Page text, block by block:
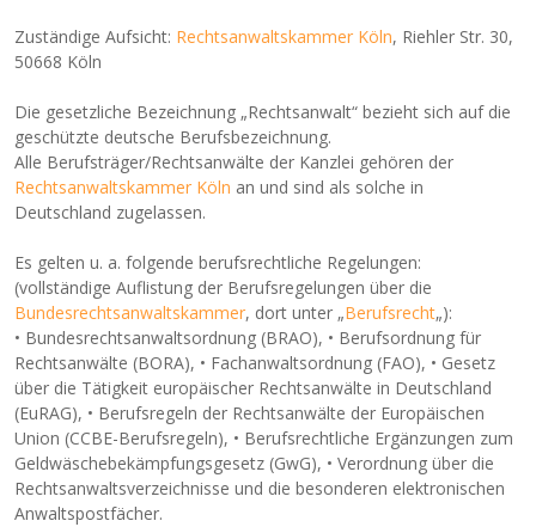
Zuständige Aufsicht: Rechtsanwaltskammer Köln, Riehler Str. 30,
50668 Köln
Die gesetzliche Bezeichnung „Rechtsanwalt“ bezieht sich auf die
geschützte deutsche Berufsbezeichnung.
Alle Berufsträger/Rechtsanwälte der Kanzlei gehören der
Rechtsanwaltskammer Köln an und sind als solche in
Deutschland zugelassen.
Es gelten u. a. folgende berufsrechtliche Regelungen:
(vollständige Auflistung der Berufsregelungen über die
Bundesrechtsanwaltskammer, dort unter „Berufsrecht„):
• Bundesrechtsanwaltsordnung (BRAO), • Berufsordnung für
Rechtsanwälte (BORA), • Fachanwaltsordnung (FAO), • Gesetz
über die Tätigkeit europäischer Rechtsanwälte in Deutschland
(EuRAG), • Berufsregeln der Rechtsanwälte der Europäischen
Union (CCBE-Berufsregeln), • Berufsrechtliche Ergänzungen zum
Geldwäschebekämpfungsgesetz (GwG), • Verordnung über die
Rechtsanwaltsverzeichnisse und die besonderen elektronischen
Anwaltspostfächer.